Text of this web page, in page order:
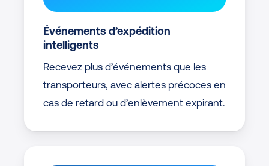
Événements d’expédition
intelligents
Recevez plus d’événements que les
transporteurs, avec alertes précoces en
cas de retard ou d’enlèvement expirant.